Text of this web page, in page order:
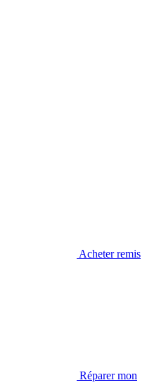
Acheter remis
Réparer mon